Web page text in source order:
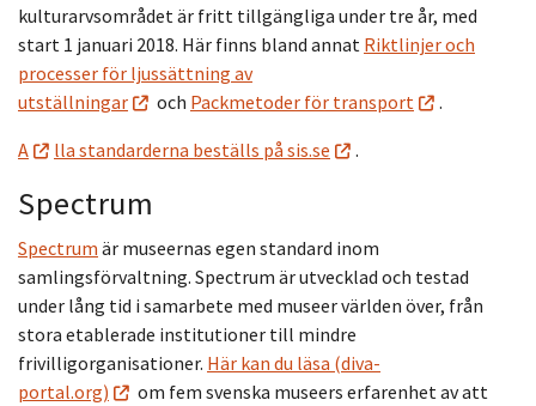
kulturarvsområdet är fritt tillgängliga under tre år, med
start 1 januari 2018. Här finns bland annat Riktlinjer och
processer för ljussättning av
utställningar
och Packmetoder för transport
.
A
lla standarderna beställs på sis.se .
Spectrum
Spectrum är museernas egen standard inom
samlingsförvaltning. Spectrum är utvecklad och testad
under lång tid i samarbete med museer världen över, från
stora etablerade institutioner till mindre
frivilligorganisationer. Här kan du läsa (diva-
portal.org)
om fem svenska museers erfarenhet av att